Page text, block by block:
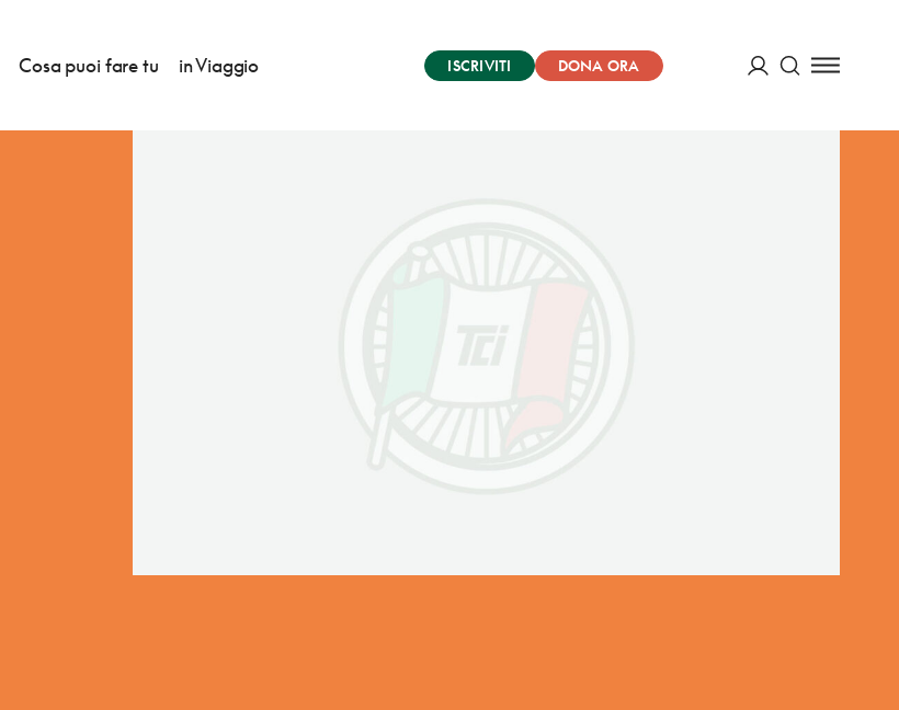
Cosa puoi fare tu in Viaggio ISCRIVITI
DONA ORA